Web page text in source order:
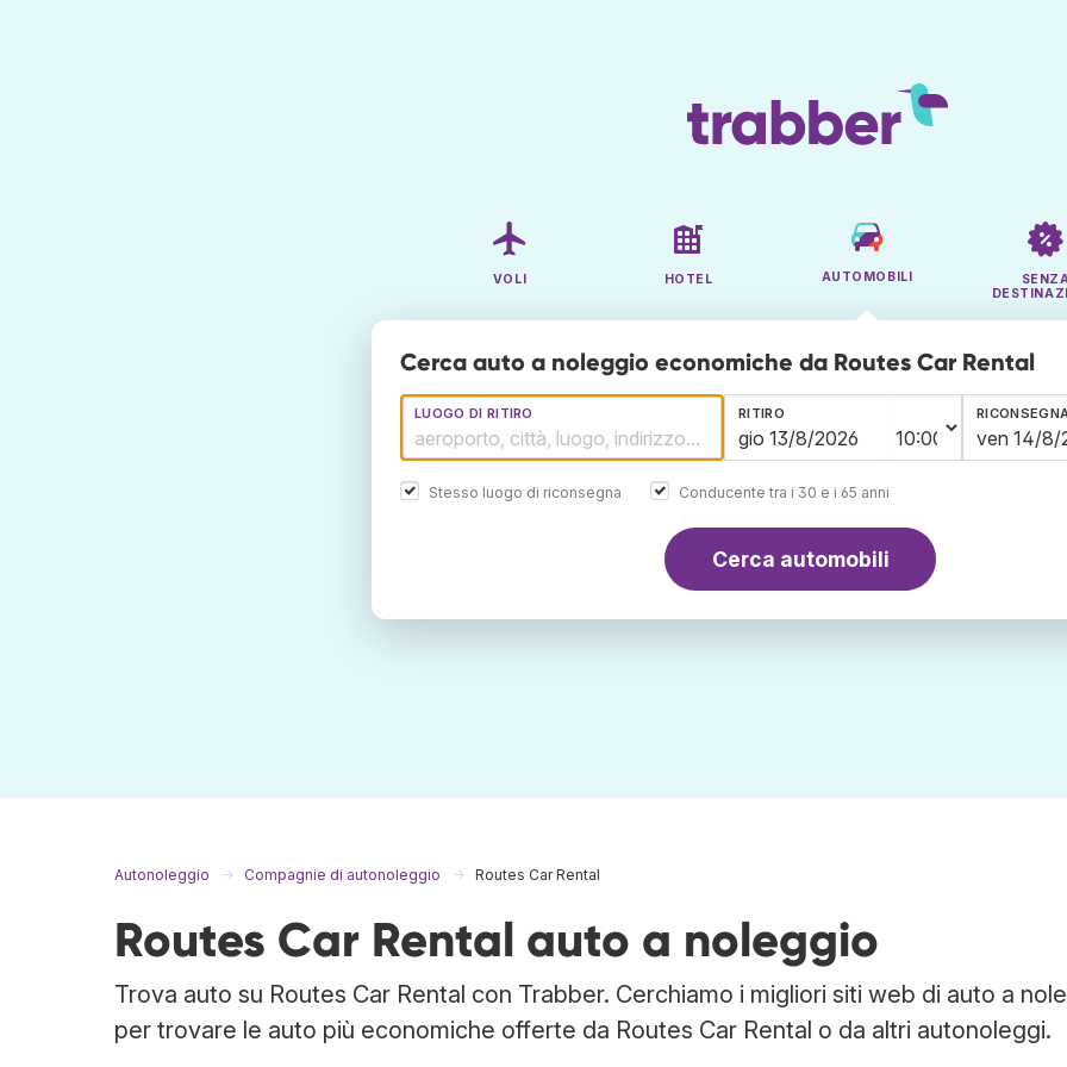
VOLI HOTEL AUTOMOBILI
Cerca auto a noleggio economiche da Routes Car Rental
LUOGO DI RITIRO RITIRO
Stesso luogo di riconsegna Conducente tra i 30 e i 65 anni
Cerca automobili
Autonoleggio Compagnie di autonoleggio Routes Car Rental
Routes Car Rental auto a noleggio
Trova auto su Routes Car Rental con Trabber. Cerchiamo i migliori siti web di auto a
per trovare le auto più economiche offerte da Routes Car Rental o da altri autonoleggi.